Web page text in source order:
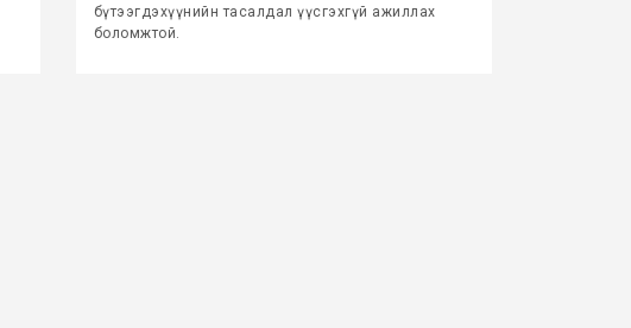
бүтээгдэхүүнийн тасалдал үүсгэхгүй ажиллах
боломжтой.